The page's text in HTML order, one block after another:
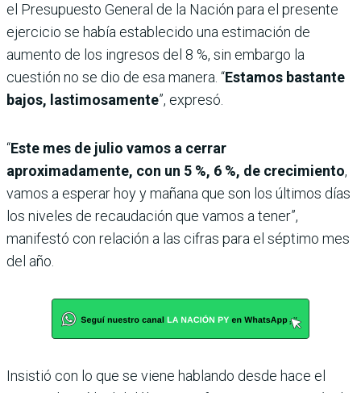
el Presupuesto General de la Nación para el presente
ejercicio se había establecido una estimación de
aumento de los ingresos del 8 %, sin embargo la
cuestión no se dio de esa manera. “Estamos bastante
bajos, lastimosamente”, expresó.
“Este mes de julio vamos a cerrar
aproximadamente, con un 5 %, 6 %, de crecimiento,
vamos a esperar hoy y mañana que son los últimos días
los niveles de recaudación que vamos a tener”,
manifestó con relación a las cifras para el séptimo mes
del año.
Insistió con lo que se viene hablando desde hace el